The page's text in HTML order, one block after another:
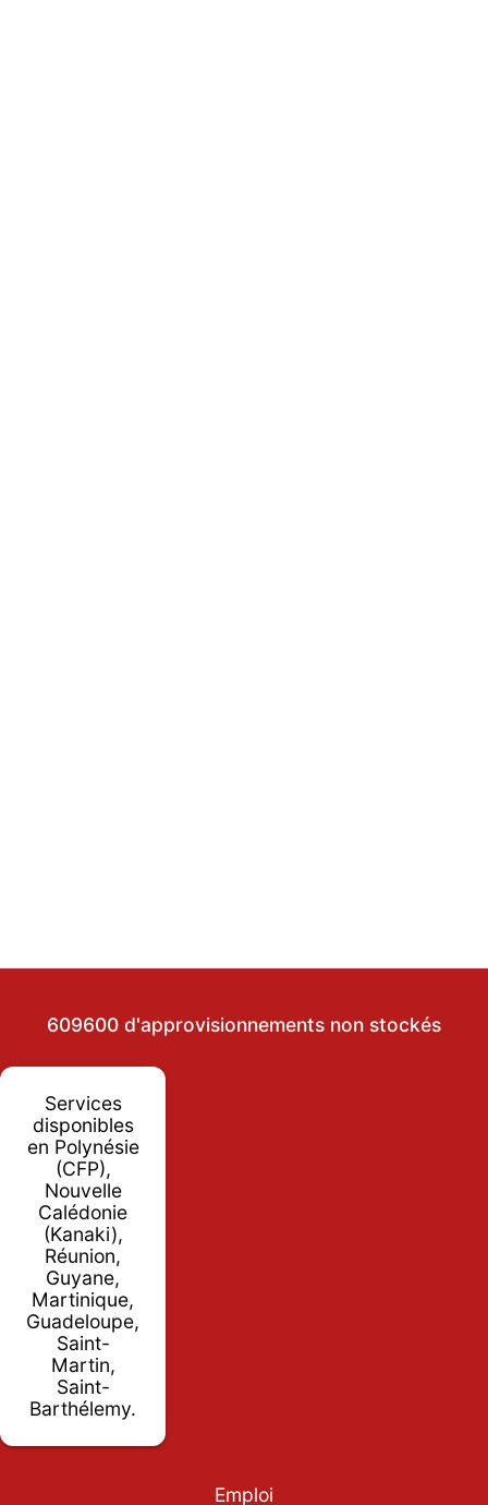
609600 d'approvisionnements non stockés
Services
disponibles
en Polynésie
(CFP),
Nouvelle
Calédonie
(Kanaki),
Réunion,
Guyane,
Martinique,
Guadeloupe,
Saint-
Martin,
Saint-
Barthélemy.
Emploi